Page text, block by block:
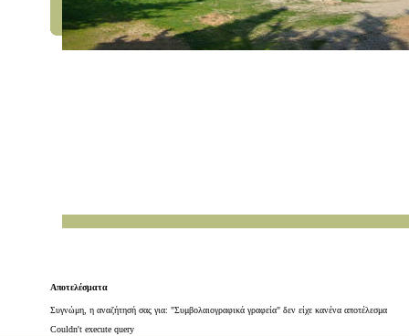
Αποτελέσματα
Συγνώμη, η αναζήτησή σας για: "Συμβολαιογραφικά γραφεία" δεν είχε κανένα αποτέλεσμα
Couldn't execute query